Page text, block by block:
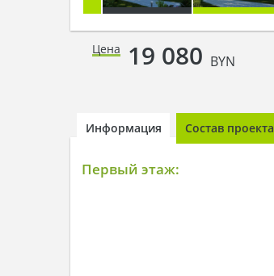
Цена 19 080 BYN
Информация Состав проекта
Первый этаж: